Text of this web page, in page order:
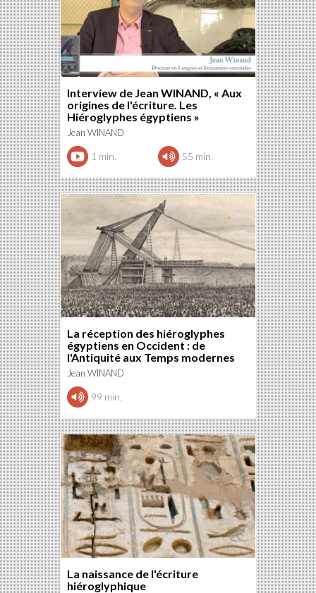
Interview de Jean WINAND, « Aux
origines de l'écriture. Les
Hiéroglyphes égyptiens »
Jean WINAND
1 min. 55 min.
La réception des hiéroglyphes
égyptiens en Occident : de
l'Antiquité aux Temps modernes
Jean WINAND
99 min.
La naissance de l'écriture
hiéroglyphique